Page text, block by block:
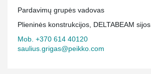
Pardavimų grupės vadovas
Plieninės konstrukcijos, DELTABEAM sijos
Mob. +370 614 40120
saulius.grigas@peikko.com